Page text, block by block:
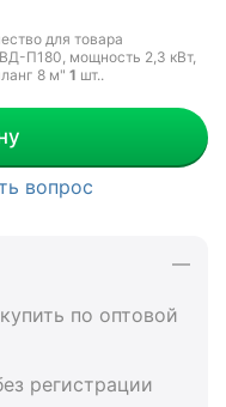
для товара
П180, мощность 2,3 кВт,
8 м" 1 шт..
вопрос
по оптовой
регистрации